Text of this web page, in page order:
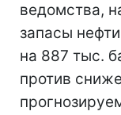
ведомства,
запасы
на 887 тыс.
против